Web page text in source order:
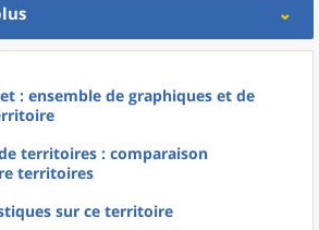
: ensemble de graphiques et de
territoires : comparaison
territoires
sur ce territoire